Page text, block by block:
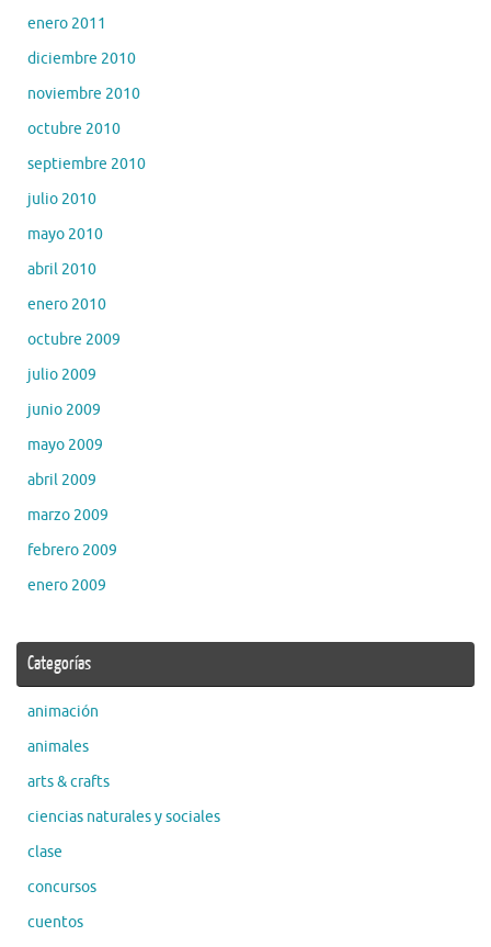
enero 2011
diciembre 2010
noviembre 2010
octubre 2010
septiembre 2010
julio 2010
mayo 2010
abril 2010
enero 2010
octubre 2009
julio 2009
junio 2009
mayo 2009
abril 2009
marzo 2009
febrero 2009
enero 2009
Categorías
animación
animales
arts & crafts
ciencias naturales y sociales
clase
concursos
cuentos